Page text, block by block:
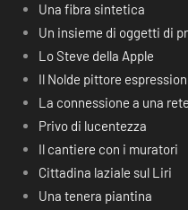
Una fibra sintetica
Un insieme di oggetti di
Lo Steve della Apple
Il Nolde pittore
La connessione a una
Privo di lucentezza
Il cantiere con i muratori
Cittadina laziale sul Liri
Una tenera piantina